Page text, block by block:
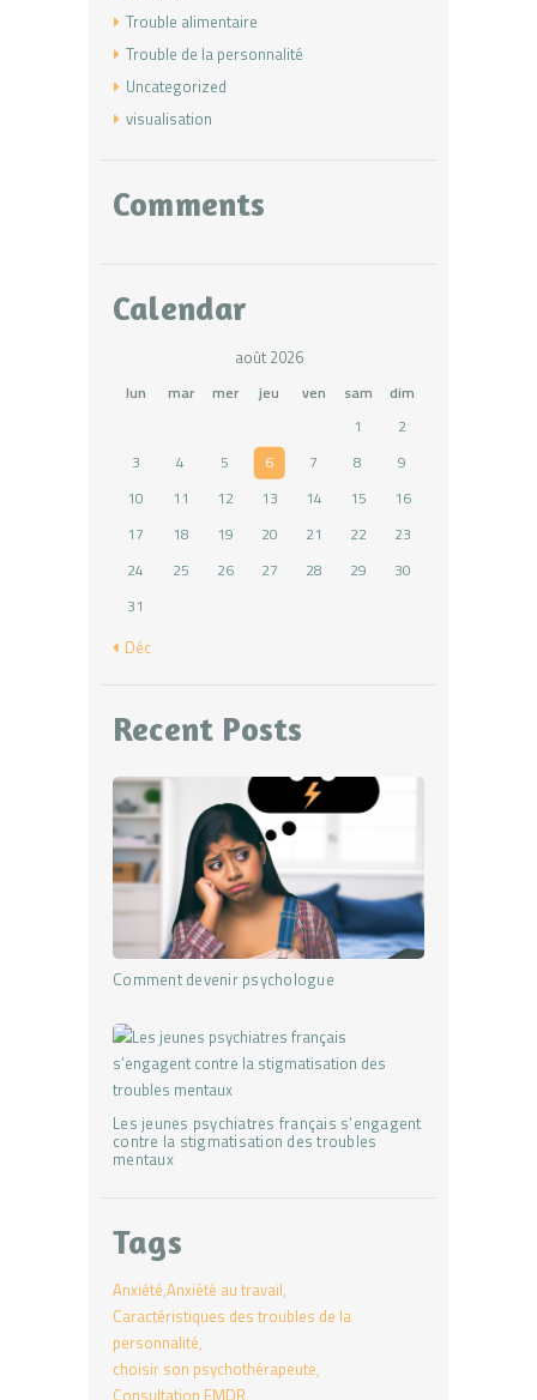
Trouble alimentaire
Trouble de la personnalité
Uncategorized
visualisation
Comments
Calendar
août 2026
lun mar mer jeu ven sam
dim
1
2
3
4 5 6 7 8
9
10
11 12 13 14 15
16
17
18 19 20 21 22
23
24
25 26 27 28 29
30
31
« Déc
Recent Posts
Comment devenir psychologue
Les jeunes psychiatres français s’engagent
contre la stigmatisation des troubles
mentaux
Tags
Anxiété Anxiété au travail
Caractéristiques des troubles de la
personnalité
choisir son psychothérapeute